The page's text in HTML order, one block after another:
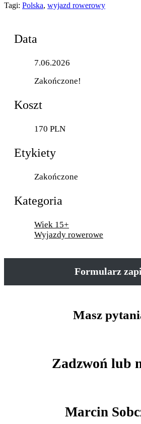
Tagi: Polska, wyjazd rowerowy
Data
7.06.2026
Zakończone!
Koszt
170 PLN
Etykiety
Zakończone
Kategoria
Wiek 15+
Wyjazdy rowerowe
Formularz
Masz
Zadzwoń lub
Marcin